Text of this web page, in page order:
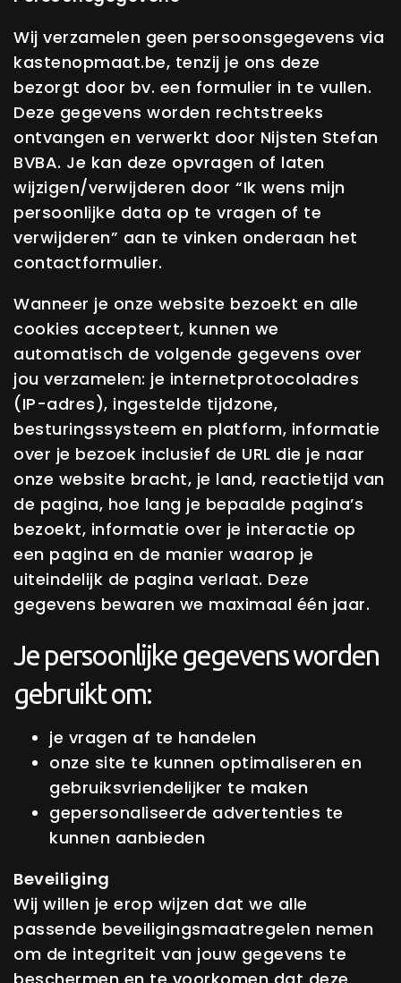
Wij verzamelen geen persoonsgegevens via
kastenopmaat.be, tenzij je ons deze
bezorgt door bv. een formulier in te vullen.
Deze gegevens worden rechtstreeks
ontvangen en verwerkt door Nijsten Stefan
BVBA. Je kan deze opvragen of laten
wijzigen/verwijderen door “Ik wens mijn
persoonlijke data op te vragen of te
verwijderen” aan te vinken onderaan het
contactformulier.
Wanneer je onze website bezoekt en alle
cookies accepteert, kunnen we
automatisch de volgende gegevens over
jou verzamelen: je internetprotocoladres
(IP-adres), ingestelde tijdzone,
besturingssysteem en platform, informatie
over je bezoek inclusief de URL die je naar
onze website bracht, je land, reactietijd van
de pagina, hoe lang je bepaalde pagina’s
bezoekt, informatie over je interactie op
een pagina en de manier waarop je
uiteindelijk de pagina verlaat. Deze
gegevens bewaren we maximaal één jaar.
Je persoonlijke gegevens worden
gebruikt om:
je vragen af te handelen
onze site te kunnen optimaliseren en
gebruiksvriendelijker te maken
gepersonaliseerde advertenties te
kunnen aanbieden
Beveiliging
Wij willen je erop wijzen dat we alle
passende beveiligingsmaatregelen nemen
om de integriteit van jouw gegevens te